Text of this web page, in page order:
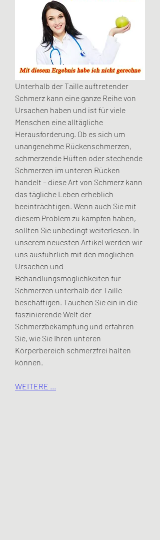
Unterhalb der Taille auftretender
Schmerz kann eine ganze Reihe von
Ursachen haben und ist für viele
Menschen eine alltägliche
Herausforderung. Ob es sich um
unangenehme Rückenschmerzen,
schmerzende Hüften oder stechende
Schmerzen im unteren Rücken
handelt – diese Art von Schmerz kann
das tägliche Leben erheblich
beeinträchtigen. Wenn auch Sie mit
diesem Problem zu kämpfen haben,
sollten Sie unbedingt weiterlesen. In
unserem neuesten Artikel werden wir
uns ausführlich mit den möglichen
Ursachen und
Behandlungsmöglichkeiten für
Schmerzen unterhalb der Taille
beschäftigen. Tauchen Sie ein in die
faszinierende Welt der
Schmerzbekämpfung und erfahren
Sie, wie Sie Ihren unteren
Körperbereich schmerzfrei halten
können.
WEITERE ...